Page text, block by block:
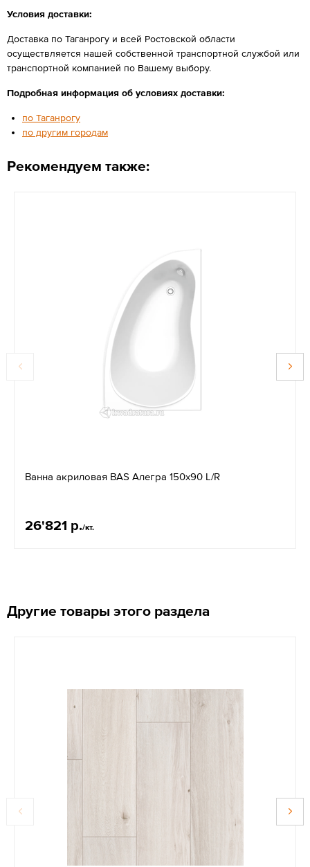
Условия доставки:
Доставка по Таганрогу и всей Ростовской области
осуществляется нашей собственной транспортной службой или
транспортной компанией по Вашему выбору.
Подробная информация об условиях доставки:
по Таганрогу
по другим городам
Рекомендуем также:
Ванна акриловая BAS Алегра 150х90 L/R
26'821 р./кт.
Другие товары этого раздела